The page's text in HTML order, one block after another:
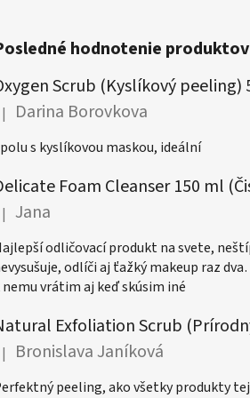
hodnotenie produktov
Scrub (Kyslíkový peeling)
Hodnotenie produktu je 5 z 5 hviezdičiek.
| Darina Borovkova
s kyslíkovou maskou, ideální
Hodnotenie produktu je 5 z 5 hviezdičiek.
| Jana
odličovací produkt na svete,
odlíči aj ťažký makeup raz
nemu vrátim aj keď skúsim iné
Hodnotenie produktu je 5 z 5 hviezdičiek.
| Bronislava Janíková
peeling, ako všetky produkty